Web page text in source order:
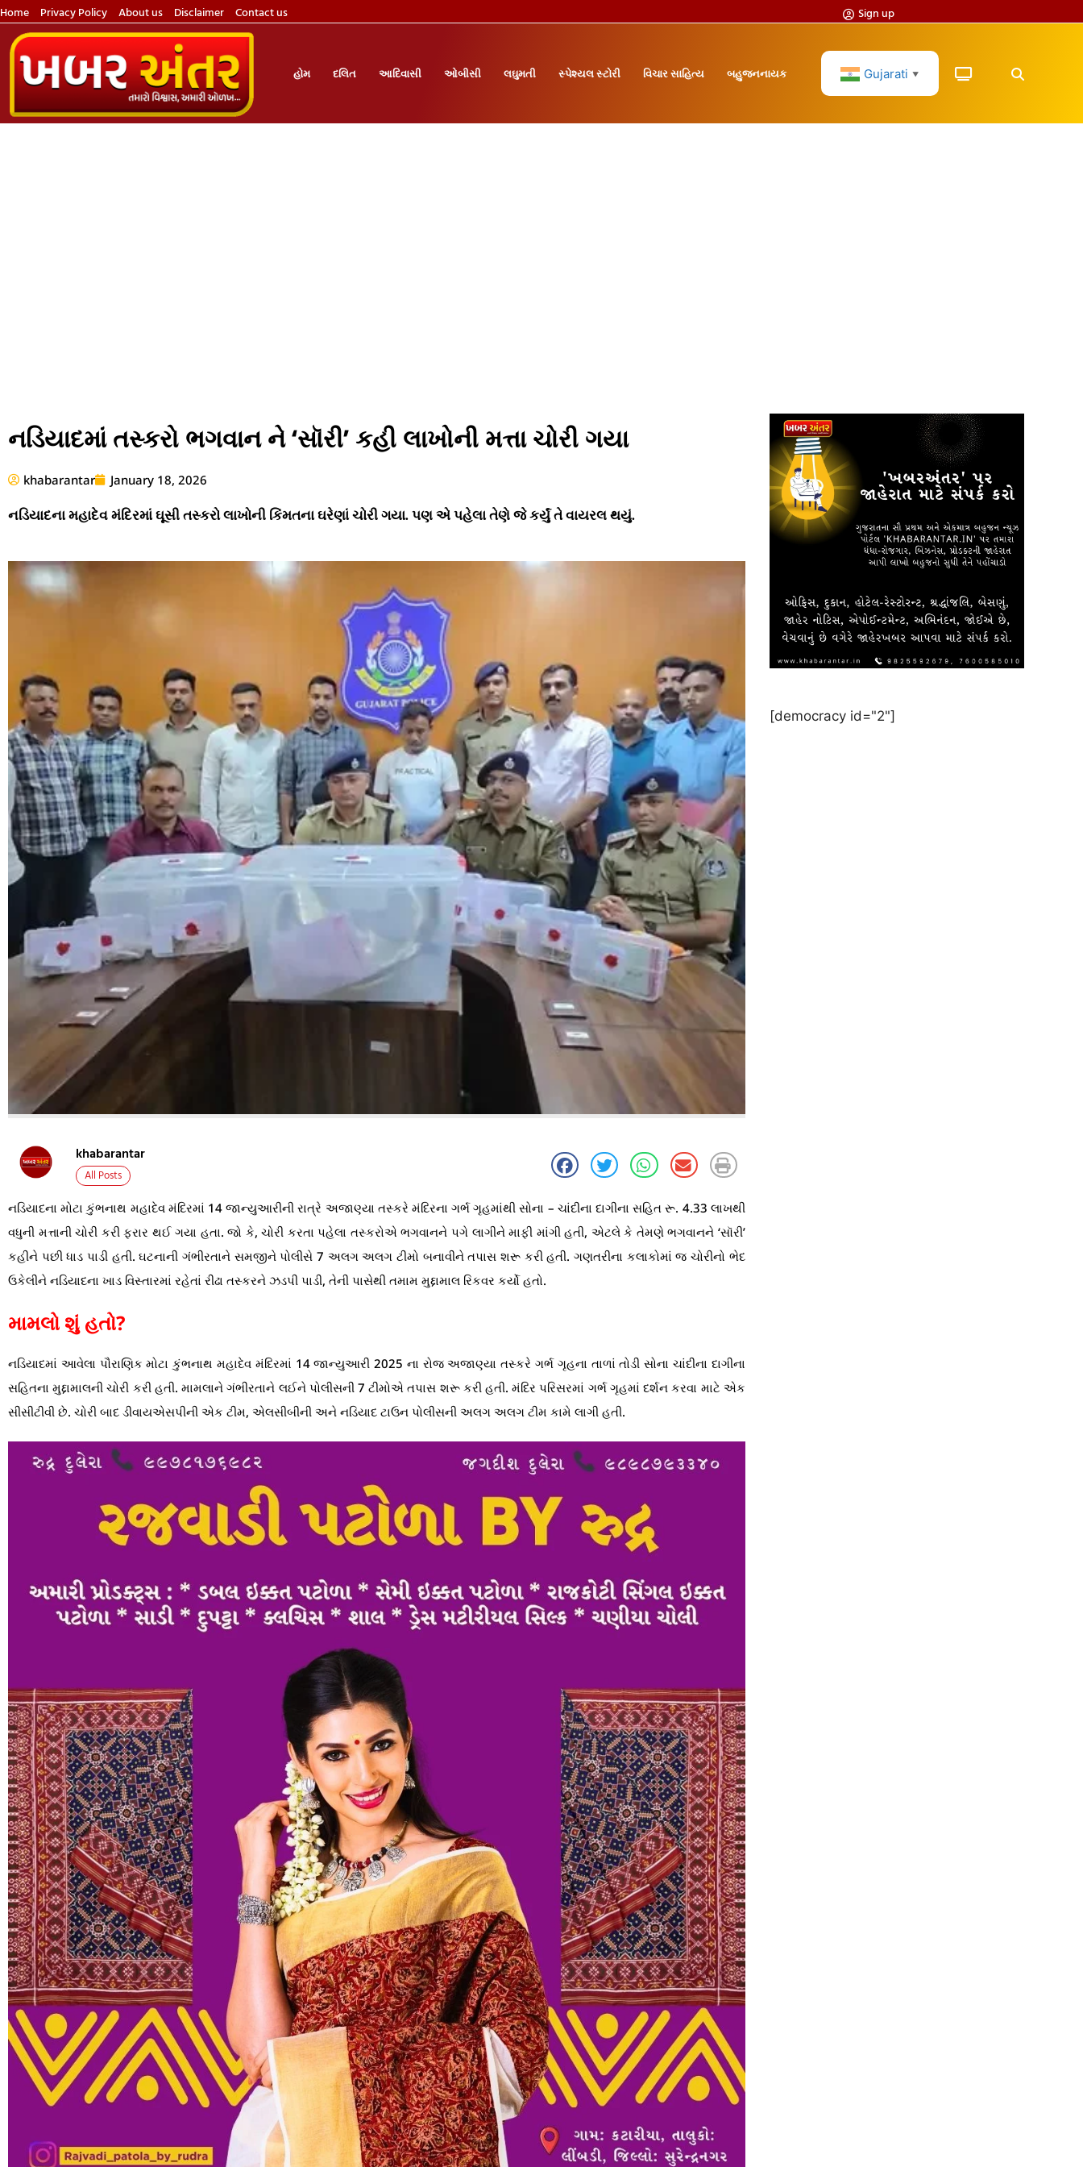
Home Privacy Policy About us Disclaimer Contact us Sign up
હોમ દલિત આદિવાસી ઓબીસી લઘુમતી સ્પેશ્યલ સ્ટોરી વિચાર સાહિત્ય બહુજનનાયક Gujarati ▼
નડિયાદમાં તસ્કરો ભગવાન ને ‘સૉરી’ કહી લાખોની મત્તા ચોરી ગયા
khabarantar January 18, 2026
નડિયાદના મહાદેવ મંદિરમાં ઘૂસી તસ્કરો લાખોની કિંમતના ઘરેણાં ચોરી ગયા. પણ એ પહેલા તેણે જે કર્યું તે વાયરલ થયું.
khabarantar
All Posts
નડિયાદના મોટા કુંભનાથ મહાદેવ મંદિરમાં 14 જાન્યુઆરીની રાત્રે અજાણ્યા તસ્કરે મંદિરના ગર્ભ ગૃહમાંથી સોના – ચાંદીના દાગીના સહિત રૂ. 4.33 લાખથી
વધુની મત્તાની ચોરી કરી ફરાર થઈ ગયા હતા. જો કે, ચોરી કરતા પહેલા તસ્કરોએ ભગવાનને પગે લાગીને માફી માંગી હતી, એટલે કે તેમણે ભગવાનને ‘સૉરી’
કહીને પછી ધાડ પાડી હતી. ઘટનાની ગંભીરતાને સમજીને પોલીસે 7 અલગ અલગ ટીમો બનાવીને તપાસ શરૂ કરી હતી. ગણતરીના કલાકોમાં જ ચોરીનો ભેદ
ઉકેલીને નડિયાદના ખાડ વિસ્તારમાં રહેતાં રીઢા તસ્કરને ઝડપી પાડી, તેની પાસેથી તમામ મુદ્દામાલ રિકવર કર્યો હતો.
મામલો શું હતો?
નડિયાદમાં આવેલા પૌરાણિક મોટા કુંભનાથ મહાદેવ મંદિરમાં 14 જાન્યુઆરી 2025 ના રોજ અજાણ્યા તસ્કરે ગર્ભ ગૃહના તાળાં તોડી સોના ચાંદીના દાગીના
સહિતના મુદ્દામાલની ચોરી કરી હતી. મામલાને ગંભીરતાને લઈને પોલીસની 7 ટીમોએ તપાસ શરૂ કરી હતી. મંદિર પરિસરમાં ગર્ભ ગૃહમાં દર્શન કરવા માટે એક
સીસીટીવી છે. ચોરી બાદ ડીવાયએસપીની એક ટીમ, એલસીબીની અને નડિયાદ ટાઉન પોલીસની અલગ અલગ ટીમ કામે લાગી હતી.
[democracy id="2"]